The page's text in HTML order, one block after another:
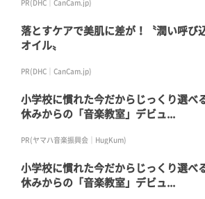
PR(DHC｜CanCam.jp)
落とすケアで美肌に差が！〝潤い呼び
オイル〟
PR(DHC｜CanCam.jp)
小学校に慣れた今だからじっくり選べ
休みからの「音楽教室」デビュ...
PR(ヤマハ音楽振興会｜HugKum)
小学校に慣れた今だからじっくり選べ
休みからの「音楽教室」デビュ...